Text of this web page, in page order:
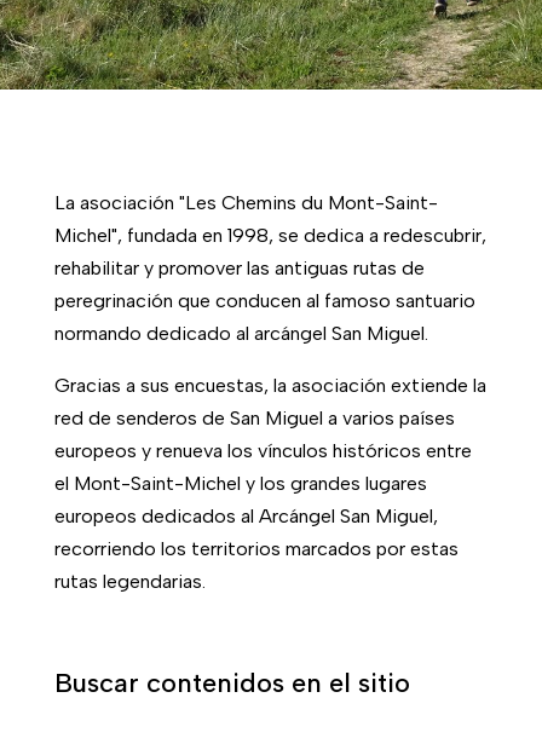
La asociación "Les Chemins du Mont-Saint-
Michel", fundada en 1998, se dedica a redescubrir,
rehabilitar y promover las antiguas rutas de
peregrinación que conducen al famoso santuario
normando dedicado al arcángel San Miguel.
Gracias a sus encuestas, la asociación extiende la
red de senderos de San Miguel a varios países
europeos y renueva los vínculos históricos entre
el Mont-Saint-Michel y los grandes lugares
europeos dedicados al Arcángel San Miguel,
recorriendo los territorios marcados por estas
rutas legendarias.
Buscar contenidos en el sitio